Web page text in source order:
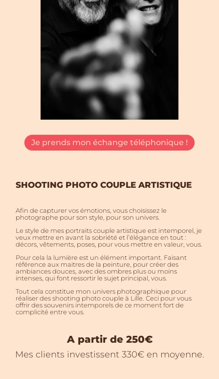
Je prends mon échange téléphonique !
SHOOTING PHOTO COUPLE ARTISTIQUE
Afin de capturer vos émotions, vous choisissez le
photographe pour son style, pour son univers.
Le style de mes portraits couple artistique est intemporel, je
veux mettre en avant la sobriété et l’élégance en tout :
décors, vêtements, poses, pour vous mettre en valeur, vous.
Pour cela la lumière est un élément important. Faisant
référence aux maitres de la peinture, pour créer des
ambiances douces, avec des ombres plus ou moins
intenses, qui font ressortir le sujet principal, vous.
Tout cela constitue mon univers photographique pour
réaliser des shooting photo couple à Lille. Ceci pour vous
offrir des souvenirs intemporels de ce moment fort de
complicité entre vous.
A partir de 250€
Mes clients investissent 330€ en moyenne.